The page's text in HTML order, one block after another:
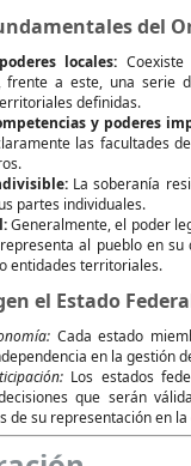
del
locales:
frente a este, una serie
definidas.
y poderes
las facultades
La soberanía
partes individuales.
Generalmente, el poder
al pueblo en
entidades territoriales.
el Estado
Cada estado
en la gestión
Los estados
que serán
de su representación en